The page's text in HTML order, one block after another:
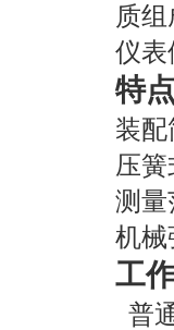
质
仪表
特
装
压
测量
机械
工
普